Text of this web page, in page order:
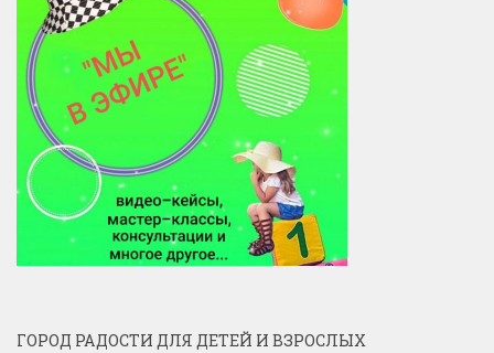
ГОРОД РАДОСТИ ДЛЯ ДЕТЕЙ И ВЗРОСЛЫХ